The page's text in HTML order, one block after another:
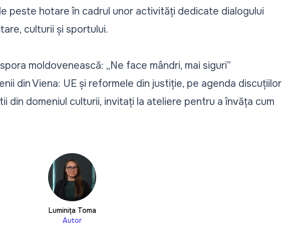
peste hotare în cadrul unor activități dedicate dialogului
culturii și sportului.
moldovenească: „Ne face mândri, mai siguri”
din Viena: UE și reformele din justiție, pe agenda discuțiilor
din domeniul culturii, invitați la ateliere pentru a învăța cum
Luminița Toma
Autor